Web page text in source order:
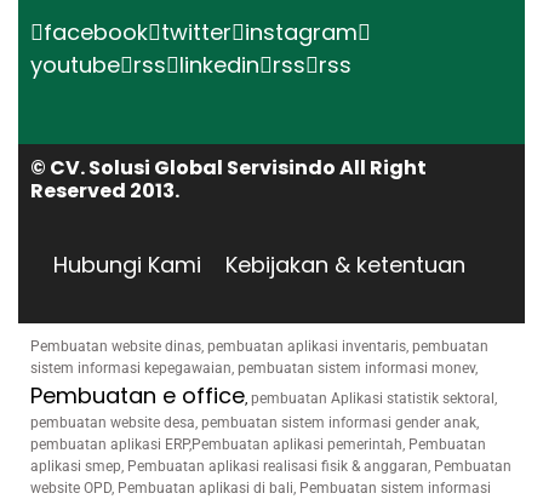
facebook twitter instagram
youtube rss linkedin rss rss
© CV. Solusi Global Servisindo All Right
Reserved 2013.
Hubungi Kami Kebijakan & ketentuan
Pembuatan website dinas, pembuatan aplikasi inventaris, pembuatan
sistem informasi kepegawaian, pembuatan sistem informasi monev,
Pembuatan e office, pembuatan Aplikasi statistik sektoral,
pembuatan website desa, pembuatan sistem informasi gender anak,
pembuatan aplikasi ERP,Pembuatan aplikasi pemerintah, Pembuatan
aplikasi smep, Pembuatan aplikasi realisasi fisik & anggaran, Pembuatan
website OPD, Pembuatan aplikasi di bali, Pembuatan sistem informasi